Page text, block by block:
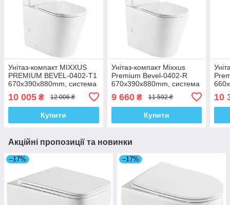
Унітаз-компакт MIXXUS
PREMIUM BEVEL-0402-T1
670х390х880mm, система
змивання TORNADO 1.0
(MP6596)
10 005 ₴ 12 006 ₴
Купити
Унітаз-компакт Mixxus
Premium Bevel-0402-R
670x390x880mm, система
змиву RIMLESS (MP6474)
9 660₴ 11 592 ₴
Купити
10
Акційні пропозиції та новинки
–17% –17%